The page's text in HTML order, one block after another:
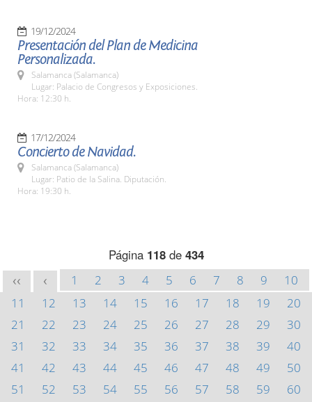
19/12/2024
Presentación del Plan de Medicina
Personalizada.
Salamanca (Salamanca)
Lugar: Palacio de Congresos y Exposiciones.
Hora: 12:30 h.
17/12/2024
Concierto de Navidad.
Salamanca (Salamanca)
Lugar: Patio de la Salina. Diputación.
Hora: 19:30 h.
Página 118de 434
<< < 1 2 3 4 5 6 7 8 9
10
11
12 13 14 15 16 17 18 19
20
21
22 23 24 25 26 27 28 29
30
31
32 33 34 35 36 37 38 39
40
41
42 43 44 45 46 47 48 49
50
51
52 53 54 55 56 57 58 59
60